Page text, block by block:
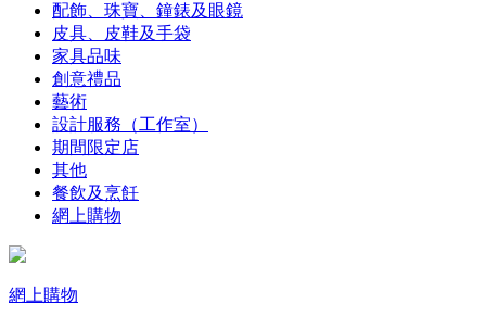
配飾、珠寶、鐘錶及眼鏡
皮具、皮鞋及手袋
家具品味
創意禮品
藝術
設計服務（工作室）
期間限定店
其他
餐飲及烹飪
網上購物
網上購物